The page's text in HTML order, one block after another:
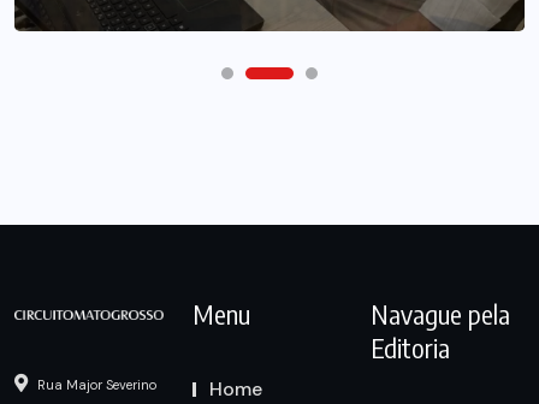
Rua Major Severino
Menu
Home
Navague pela
Editoria